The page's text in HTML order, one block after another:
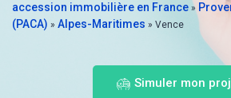
accession immobilière en France »
(PACA) » Alpes-Maritimes » Vence
Simuler mon